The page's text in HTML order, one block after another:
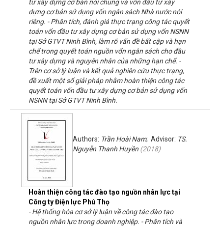
tư xây dựng cơ bản nói chung và vốn đầu tư xây
dựng cơ bản sử dụng vốn ngân sách Nhà nước nói
riêng. - Phân tích, đánh giá thực trạng công tác quyết
toán vốn đầu tư xây dựng cơ bản sử dụng vốn NSNN
tại Sở GTVT Ninh Bình, làm rõ vấn đề bất cập và hạn
chế trong quyết toán nguồn vốn ngân sách cho đầu
tư xây dựng và nguyên nhân của những hạn chế. -
Trên cơ sở lý luận và kết quả nghiên cứu thực trạng,
đề xuất một số giải pháp nhằm hoàn thiện công tác
quyết toán vốn đầu tư xây dựng cơ bản sử dụng vốn
NSNN tại Sở GTVT Ninh Bình.
Hoàn thiện công tác đào tạo nguồn nhân lực tại
Công ty Điện lực Phú Thọ
Authors: Trần Hoài Nam; Advisor: TS.
Nguyễn Thanh Huyền (2018)
- Hệ thống hóa cơ sở lý luận về công tác đào tạo
nguồn nhân lực trong doanh nghiệp. - Phân tích và